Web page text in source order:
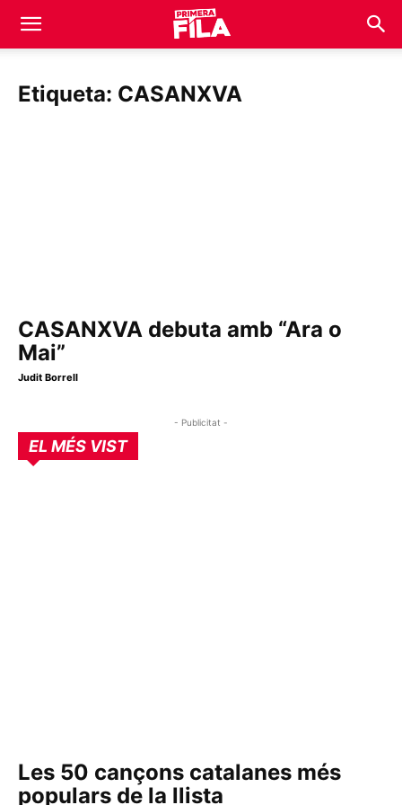
Etiqueta: CASANXVA
CASANXVA debuta amb “Ara o
Mai”
Judit Borrell
- Publicitat -
EL MÉS VIST
Les 50 cançons catalanes més
populars de la llista